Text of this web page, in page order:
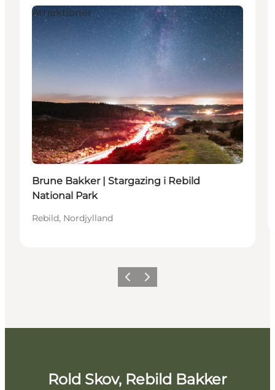
Attraktioner
Brune Bakker | Stargazing i Rebild
National Park
Rebild, Nordjylland
Forrige billede
Næste billede
Rold Skov, Rebild Bakker